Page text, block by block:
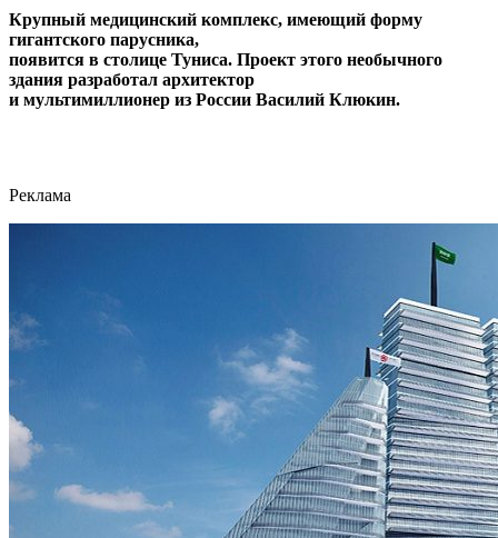
Крупный медицинский комплекс, имеющий форму
гигантского парусника,
появится в столице Туниса. Проект этого необычного
здания разработал архитектор
и мультимиллионер из России Василий Клюкин.
Реклама